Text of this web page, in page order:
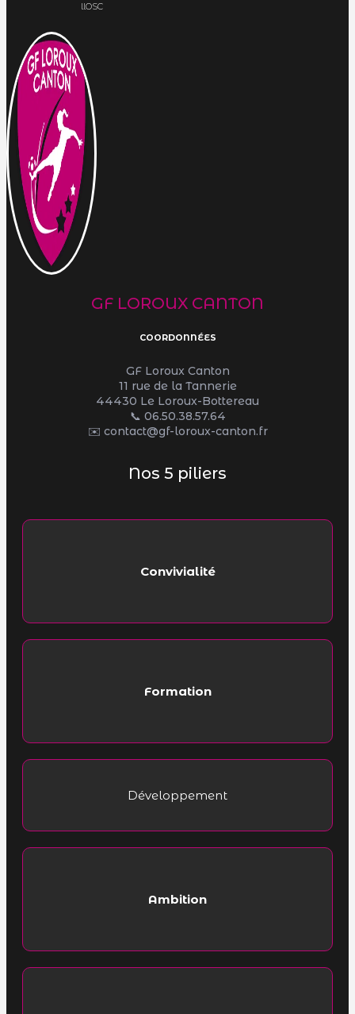
llOSC
GF LOROUX CANTON
COORDONNÉES
GF Loroux Canton
11 rue de la Tannerie
44430 Le Loroux-Bottereau
📞 06.50.38.57.64
✉️ contact@gf-loroux-canton.fr
Nos 5 piliers
Convivialité
Formation
Développement
Ambition